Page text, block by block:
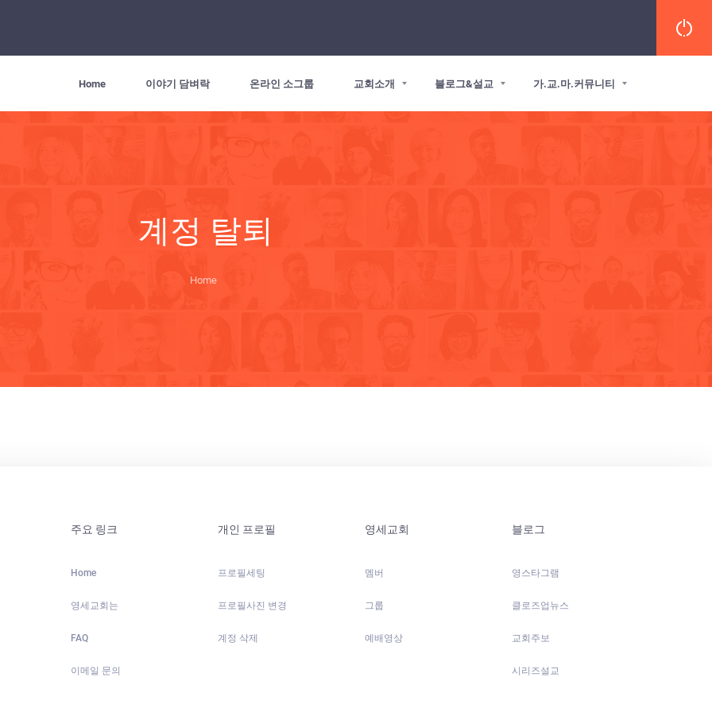
Home 이야기 담벼락 온라인 소그룹 교회소개 블로그&설교 가.교.마.커뮤니티
계정 탈퇴
Home
주요 링크
Home
영세교회는
FAQ
이메일 문의
개인 프로필
프로필세팅
프로필사진 변경
계정 삭제
영세교회
멤버
그룹
예배영상
블로그
영스타그램
클로즈업뉴스
교회주보
시리즈설교